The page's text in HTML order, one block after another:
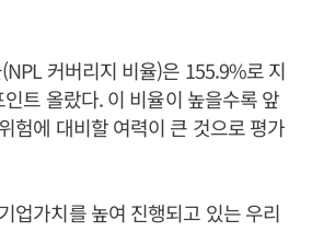
커버리지 비율)은 155.9%로 지
트 올랐다. 이 비율이 높을수록 앞
험에 대비할 여력이 큰 것으로 평가
업가치를 높여 진행되고 있는 우리